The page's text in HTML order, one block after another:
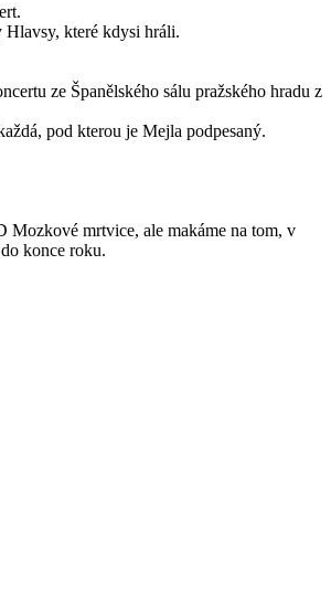
Hlavsy, které kdysi hráli.
ze Španělského sálu pražského hradu z
pod kterou je Mejla podpesaný.
Mozkové mrtvice, ale makáme na tom, v
konce roku.